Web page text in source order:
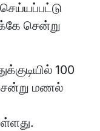
சென்று
100
மணல்